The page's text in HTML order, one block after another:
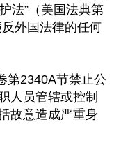
法”（美国法典第
外国法律的任何
第2340A节禁止公
人员管辖或控制
故意造成严重身